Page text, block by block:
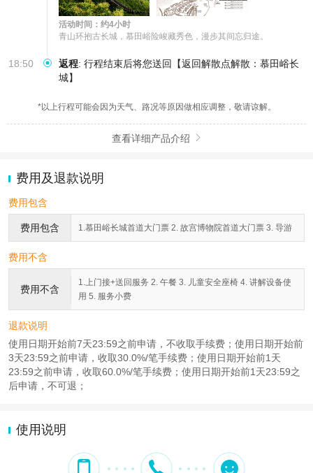
活动时间：约4小时
青山环抱古长城，慕田峪险峻藏秀色，漫步其间忘归途。
18:50 返程: 行程结束后将您送回【返回解散点解散：慕田峪长
城】
*以上行程可能会因为天气、路况等原因做相应调整，敬请谅解。
查看详细产品介绍 
费用及退款说明
费用包含
费用包含 1.慕田峪长城首道大门票 2. 故宫博物院首道大门票 3. 导游
费用不含
费用不含
1.上门接+送回服务 2. 午餐 3. 儿童安全座椅 4. 讲解设备使
用 5. 服务小费
退款说明
使用日期开始前7天23:59之前申请，不收取手续费；使用日期开始前
3天23:59之前申请，收取30.0%/笔手续费；使用日期开始前1天
23:59之前申请，收取60.0%/笔手续费；使用日期开始前1天23:59之
后申请，不可退；
使用说明